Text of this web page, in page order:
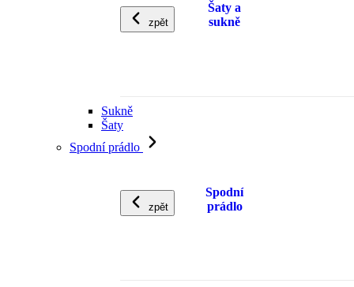
zpět
Šaty a
sukně
Sukně
Šaty
Spodní prádlo
zpět
Spodní
prádlo